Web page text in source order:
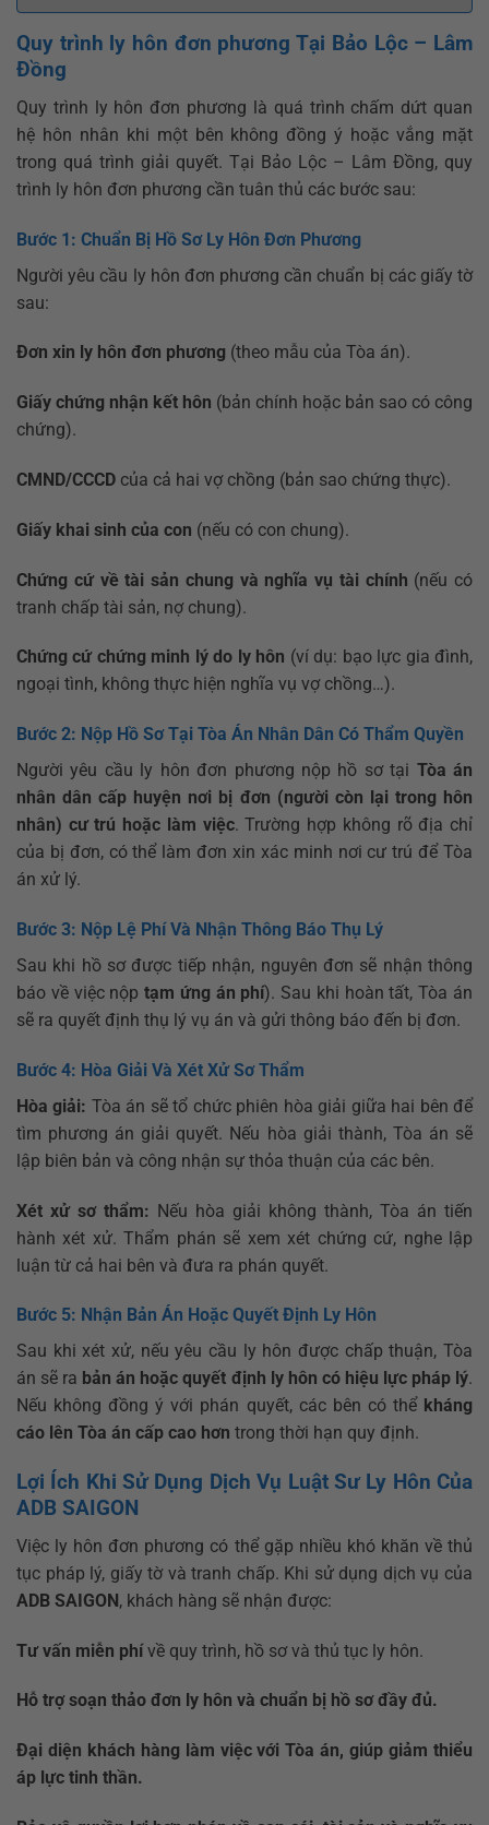
Quy trình ly hôn đơn phương Tại Bảo Lộc – Lâm
Đồng
Quy trình ly hôn đơn phương là quá trình chấm dứt quan
hệ hôn nhân khi một bên không đồng ý hoặc vắng mặt
trong quá trình giải quyết. Tại Bảo Lộc – Lâm Đồng, quy
trình ly hôn đơn phương cần tuân thủ các bước sau:
Bước 1: Chuẩn Bị Hồ Sơ Ly Hôn Đơn Phương
Người yêu cầu ly hôn đơn phương cần chuẩn bị các giấy tờ
sau:
Đơn xin ly hôn đơn phương (theo mẫu của Tòa án).
Giấy chứng nhận kết hôn (bản chính hoặc bản sao có công
chứng).
CMND/CCCD của cả hai vợ chồng (bản sao chứng thực).
Giấy khai sinh của con (nếu có con chung).
Chứng cứ về tài sản chung và nghĩa vụ tài chính (nếu có
tranh chấp tài sản, nợ chung).
Chứng cứ chứng minh lý do ly hôn (ví dụ: bạo lực gia đình,
ngoại tình, không thực hiện nghĩa vụ vợ chồng…).
Bước 2: Nộp Hồ Sơ Tại Tòa Án Nhân Dân Có Thẩm Quyền
Người yêu cầu ly hôn đơn phương nộp hồ sơ tại Tòa án
nhân dân cấp huyện nơi bị đơn (người còn lại trong hôn
nhân) cư trú hoặc làm việc. Trường hợp không rõ địa chỉ
của bị đơn, có thể làm đơn xin xác minh nơi cư trú để Tòa
án xử lý.
Bước 3: Nộp Lệ Phí Và Nhận Thông Báo Thụ Lý
Sau khi hồ sơ được tiếp nhận, nguyên đơn sẽ nhận thông
báo về việc nộptạm ứng án phí). Sau khi hoàn tất, Tòa án
sẽ ra quyết định thụ lý vụ án và gửi thông báo đến bị đơn.
Bước 4: Hòa Giải Và Xét Xử Sơ Thẩm
Hòa giải: Tòa án sẽ tổ chức phiên hòa giải giữa hai bên để
tìm phương án giải quyết. Nếu hòa giải thành, Tòa án sẽ
lập biên bản và công nhận sự thỏa thuận của các bên.
Xét xử sơ thẩm: Nếu hòa giải không thành, Tòa án tiến
hành xét xử. Thẩm phán sẽ xem xét chứng cứ, nghe lập
luận từ cả hai bên và đưa ra phán quyết.
Bước 5: Nhận Bản Án Hoặc Quyết Định Ly Hôn
Sau khi xét xử, nếu yêu cầu ly hôn được chấp thuận, Tòa
án sẽ ra bản án hoặc quyết định ly hôn có hiệu lực pháp lý.
Nếu không đồng ý với phán quyết, các bên có thể kháng
cáo lên Tòa án cấp cao hơn trong thời hạn quy định.
Lợi Ích Khi Sử Dụng Dịch Vụ Luật Sư Ly Hôn Của
ADB SAIGON
Việc ly hôn đơn phương có thể gặp nhiều khó khăn về thủ
tục pháp lý, giấy tờ và tranh chấp. Khi sử dụng dịch vụ của
ADB SAIGON, khách hàng sẽ nhận được:
Tư vấn miễn phívề quy trình, hồ sơ và thủ tục ly hôn.
Hỗ trợ soạn thảo đơn ly hôn và chuẩn bị hồ sơ đầy đủ.
Đại diện khách hàng làm việc với Tòa án, giúp giảm thiểu
áp lực tinh thần.